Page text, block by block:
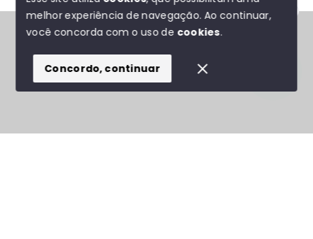
Olá! Estamos disponíveis para te ajudar.
© Copyright 2026 - J&F ALMEIDA NEGÓCIOS
SITE PARA IMOBILIARIA
melhor experiência de navegação.Ao continuar,
você concorda com o uso de cookies.
Concordo, continuar